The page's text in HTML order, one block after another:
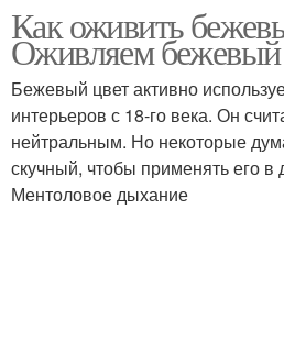
Модный интерьер
Коричневый интерьер
Как оживить
Оживляем бежевый
Бежевый цвет активно
интерьеров с 18-го века. Он
нейтральным. Но некоторые
скучный, чтобы применять его
Ментоловое дыхание